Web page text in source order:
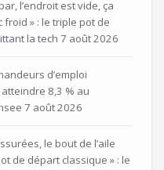
l’endroit est vide, ça
froid » : le triple pot de
la tech 7 août 2026
d’emploi
8,3 % au
7 août 2026
le bout de l’aile
de départ classique » : le